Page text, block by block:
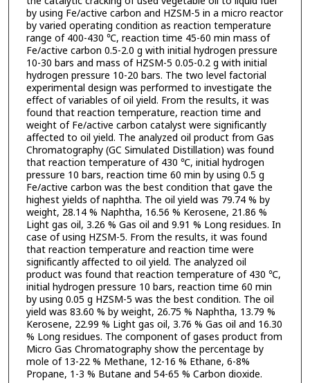
by using Fe/active carbon and HZSM-5 in a micro reactor
by varied operating condition as reaction temperature
range of 400-430 ℃, reaction time 45-60 min mass of
Fe/active carbon 0.5-2.0 g with initial hydrogen pressure
10-30 bars and mass of HZSM-5 0.05-0.2 g with initial
hydrogen pressure 10-20 bars. The two level factorial
experimental design was performed to investigate the
effect of variables of oil yield. From the results, it was
found that reaction temperature, reaction time and
weight of Fe/active carbon catalyst were significantly
affected to oil yield. The analyzed oil product from Gas
Chromatography (GC Simulated Distillation) was found
that reaction temperature of 430 ℃, initial hydrogen
pressure 10 bars, reaction time 60 min by using 0.5 g
Fe/active carbon was the best condition that gave the
highest yields of naphtha. The oil yield was 79.74 % by
weight, 28.14 % Naphtha, 16.56 % Kerosene, 21.86 %
Light gas oil, 3.26 % Gas oil and 9.91 % Long residues. In
case of using HZSM-5. From the results, it was found
that reaction temperature and reaction time were
significantly affected to oil yield. The analyzed oil
product was found that reaction temperature of 430 ℃,
initial hydrogen pressure 10 bars, reaction time 60 min
by using 0.05 g HZSM-5 was the best condition. The oil
yield was 83.60 % by weight, 26.75 % Naphtha, 13.79 %
Kerosene, 22.99 % Light gas oil, 3.76 % Gas oil and 16.30
% Long residues. The component of gases product from
Micro Gas Chromatography show the percentage by
mole of 13-22 % Methane, 12-16 % Ethane, 6-8%
Propane, 1-3 % Butane and 54-65 % Carbon dioxide.